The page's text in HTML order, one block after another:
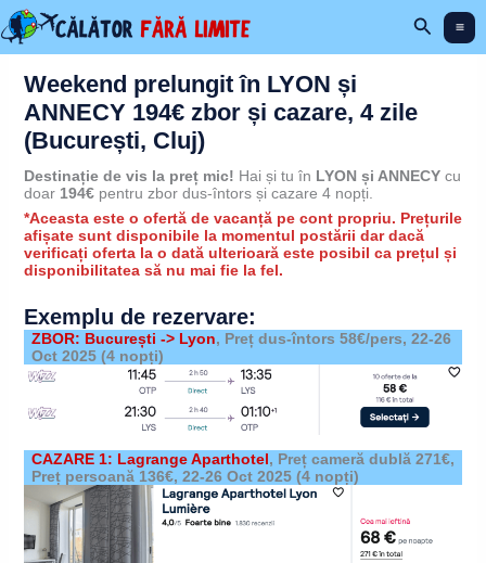
Skip
to
content
Search
Weekend prelungit în LYON și
ANNECY 194€ zbor și cazare, 4 zile
(București, Cluj)
Destinație de vis la preț mic! Hai și tu în LYON și ANNECYcu
doar 194€pentru zbor dus-întors și cazare 4 nopți.
*Aceasta este o ofertă de vacanță pe cont propriu. Prețurile
afișate sunt disponibile la momentul postării dar dacă
verificați oferta la o dată ulterioară este posibil ca prețul și
disponibilitatea să nu mai fie la fel.
Exemplu de rezervare:
ZBOR: București -> Lyon, Preț dus-întors 58€/pers, 22-26
Oct 2025(4 nopți)
CAZARE 1: Lagrange Aparthotel, Preț cameră dublă 271€,
Preț persoană 136€, 22-26 Oct 2025(4 nopți)